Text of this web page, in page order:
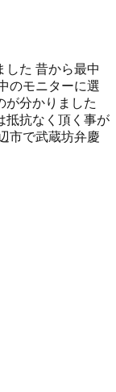
した 昔から最中
のモニターに選
が分かりました
抵抗なく頂く事が
市で武蔵坊弁慶